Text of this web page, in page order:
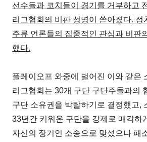
선수들과 코치들이 경기를 거부하고
리그협회의 비판 성명이 쏟아졌다. 정
주류 언론들의 집중적인 관심과 비판
했다.
플레이오프 와중에 벌어진 이와 같은
리그협회는 30개 구단 구단주들과의
구단 소유권을 박탈하기로 결정했고,
33년간 키워온 구단을 강제로 매각하
자신의 장기인 소송으로 맞섰으나 패